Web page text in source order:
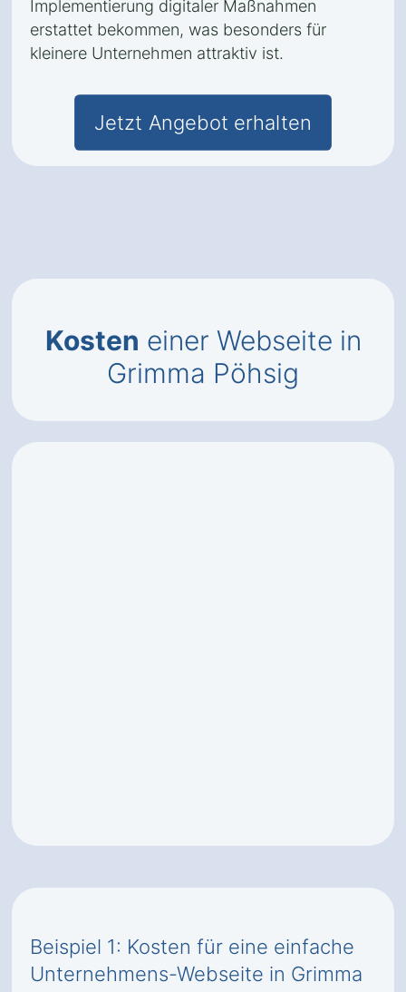
Implementierung digitaler Maßnahmen
erstattet bekommen, was besonders für
kleinere Unternehmen attraktiv ist.
Jetzt Angebot erhalten
Kosten einer Webseite in
Grimma Pöhsig
Beispiel 1: Kosten für eine einfache
Unternehmens-Webseite in Grimma